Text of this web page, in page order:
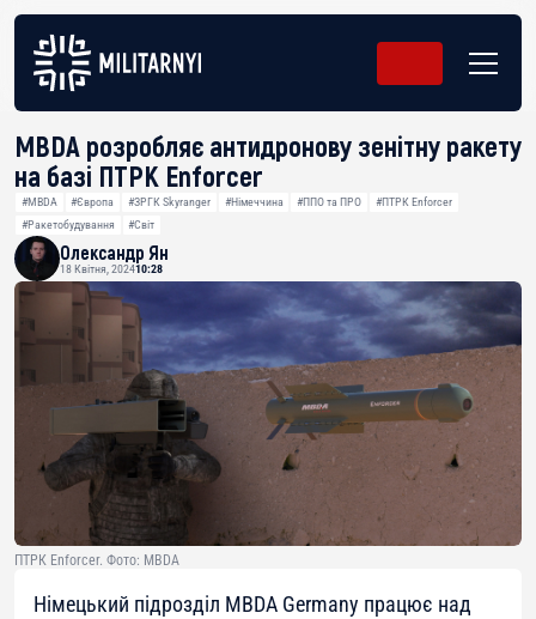
MBDA розробляє антидронову зенітну ракету
на базі ПТРК Enforcer
#MBDA #Європа #ЗРГК Skyranger #Німеччина #ППО та ПРО
#ПТРК Enforcer
#Ракетобудування
#Світ
Олександр Ян
18 Квітня, 202410:28
ПТРК Enforcer. Фото: MBDA
Німецький підрозділ MBDA Germany працює над